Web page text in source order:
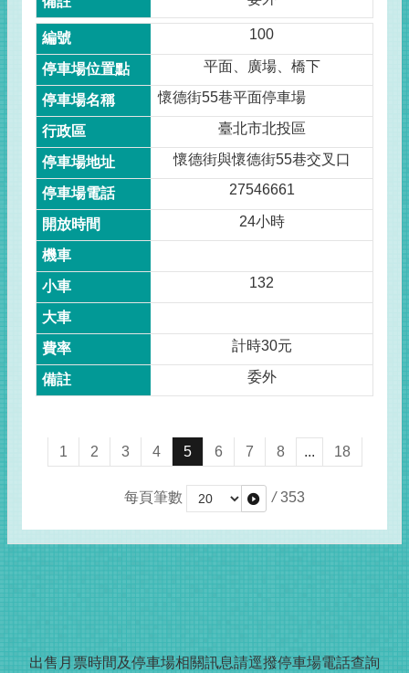
100
平面、廣場、橋下
懷德街55巷平面停車場
臺北市北投區
懷德街與懷德街55巷交叉口
27546661
24小時
132
計時30元
委外
1 2 3 4 5 6 7 8 ... 18
每頁筆數 / 353
出售月票時間及停車場相關訊息請逕撥停車場電話查詢